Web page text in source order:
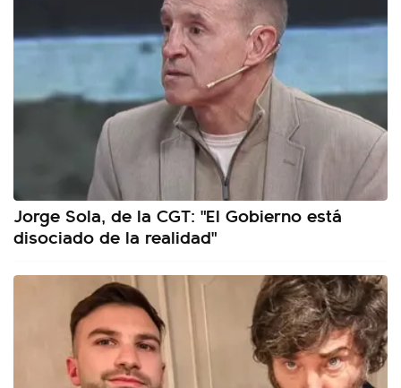
Jorge Sola, de la CGT: "El Gobierno está
disociado de la realidad"